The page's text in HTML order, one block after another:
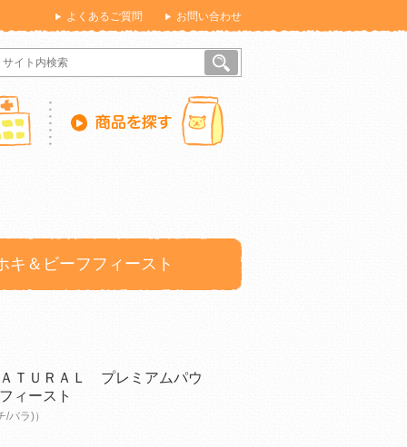
よくあるご質問 お問い合わせ
＆ビーフフィースト
ＴＵＲＡＬ プレミアムパウ
ィースト
ラ)）